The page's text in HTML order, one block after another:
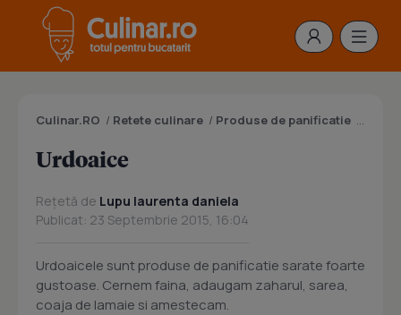
Culinar.RO / Retete culinare / Produse de panificatie
Urdoaice
Rețetă de Lupu laurenta daniela
Publicat: 23 Septembrie 2015, 16:04
Urdoaicele sunt produse de panificatie sarate foarte
gustoase. Cernem faina, adaugam zaharul, sarea,
coaja de lamaie si amestecam.